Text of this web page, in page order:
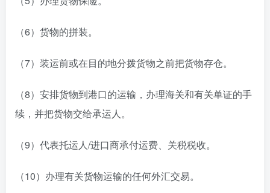
（6）货物的拼装。
（7）装运前或在目的地分拨货物之前把货物存仓。
（8）安排货物到港口的运输，办理海关和有关单证的手
续，并把货物交给承运人。
（9）代表托运人/进口商承付运费、关税税收。
（10）办理有关货物运输的任何外汇交易。